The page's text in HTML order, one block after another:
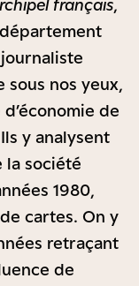
français,
sous nos yeux,
de
y analysent
la société
1980,
cartes. On y
retraçant
de